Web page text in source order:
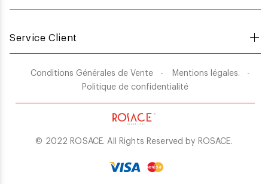
Service Client
Conditions Générales de Vente
Mentions légales.
Politique de confidentialité
© 2022 ROSACE. All Rights Reserved by ROSACE.